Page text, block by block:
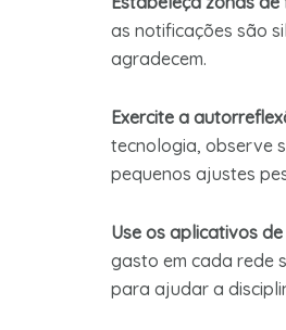
as notificações são
agradecem.
Exercite a
tecnologia, observe
pequenos ajustes
Use os aplicativos
gasto em cada rede
para ajudar a